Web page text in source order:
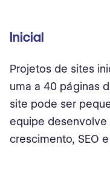
Inicial
Projetos de sites
uma a 40 páginas
site pode ser
equipe
crescimento, SEO